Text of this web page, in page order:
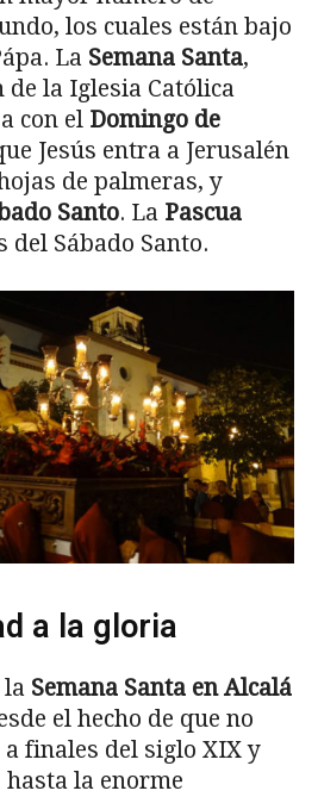
los cuales están bajo
La Semana Santa,
la Iglesia Católica
con el Domingo de
Jesús entra a Jerusalén
de palmeras, y
Santo. La Pascua
del Sábado Santo.
a la gloria
la Semana Santa en Alcalá
el hecho de que no
finales del siglo XIX y
la enorme